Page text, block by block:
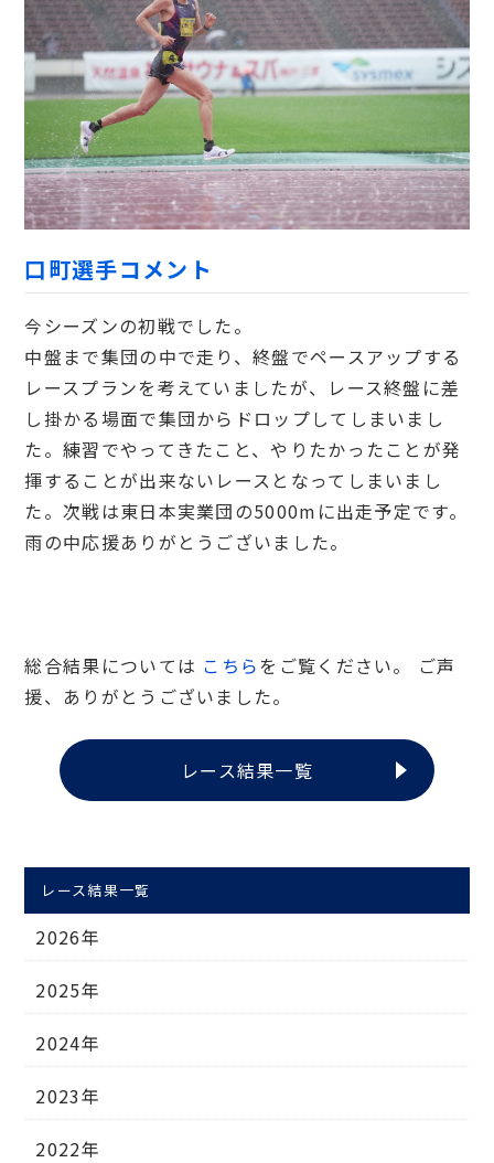
口町選手コメント
今シーズンの初戦でした。
中盤まで集団の中で走り、終盤でペースアップする
レースプランを考えていましたが、レース終盤に差
し掛かる場面で集団からドロップしてしまいまし
た。練習でやってきたこと、やりたかったことが発
揮することが出来ないレースとなってしまいまし
た。次戦は東日本実業団の5000mに出走予定です。
雨の中応援ありがとうございました。
総合結果については こちらをご覧ください。 ご声
援、ありがとうございました。
レース結果一覧
レース結果一覧
2026年
2025年
2024年
2023年
2022年